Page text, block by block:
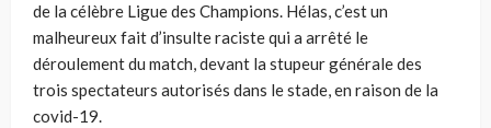
de la célèbre Ligue des Champions. Hélas, c’est un
malheureux fait d’insulte raciste qui a arrêté le
déroulement du match, devant la stupeur générale des
trois spectateurs autorisés dans le stade, en raison de la
covid-19.